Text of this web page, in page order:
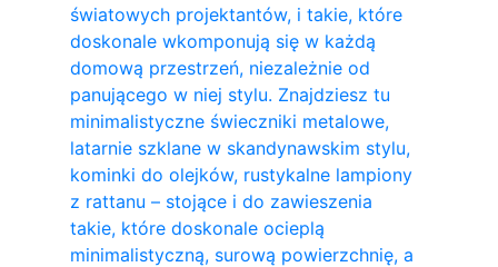
światowych projektantów, i takie, które
doskonale wkomponują się w każdą
domową przestrzeń, niezależnie od
panującego w niej stylu. Znajdziesz tu
minimalistyczne świeczniki metalowe,
latarnie szklane w skandynawskim stylu,
kominki do olejków, rustykalne lampiony
z rattanu – stojące i do zawieszenia
takie, które doskonale ocieplą
minimalistyczną, surową powierzchnię, a